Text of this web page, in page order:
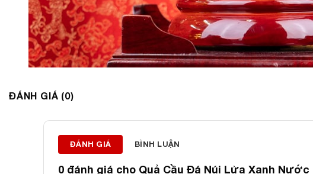
ĐÁNH GIÁ (0)
ĐÁNH GIÁ BÌNH LUẬN
0 đánh giá cho Quả Cầu Đá Núi Lửa Xanh Nước